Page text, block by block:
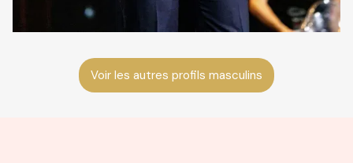
Voir les autres profils masculins